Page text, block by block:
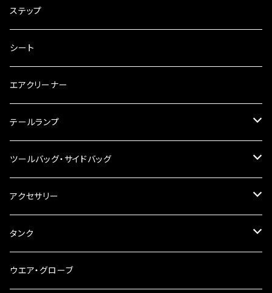
電装・配線・キボシ等
キャブレター
チェーン
工具類
グリップ
バーハン
ハンドルパーツ
ハンドルスイッチ
その他
ハンドルポスト
ハンドルブレース
ステアリングダンパー
ブレーキ・クラッチレバー
スマホホルダー
ステップ
シート
エアクリーナー
テールランプ
ナンバー灯
ツールバッグ・サイドバッグ
ツールバッグ
サイドバッグ
サイドバッグサポート
アクセサリー
USB電源
電装系
タンク
タンク本体
ウエア・グローブ